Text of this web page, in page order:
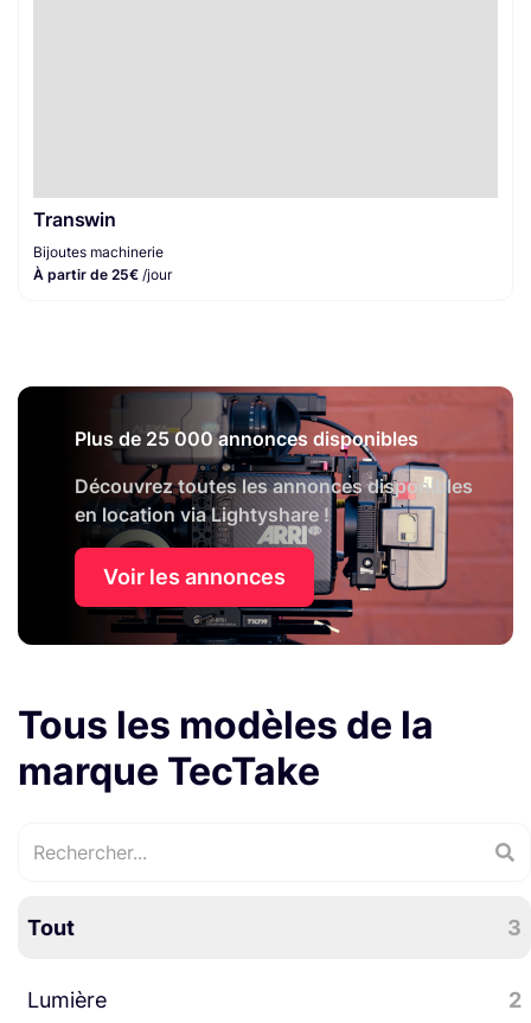
Transwin
Bijoutes machinerie
À partir de 25€ /jour
Plus de 25 000 annonces disponibles
Découvrez toutes les annonces disponibles
en location via Lightyshare !
Voir les annonces
Tous les modèles de la
marque TecTake
Tout 3
Lumière 2